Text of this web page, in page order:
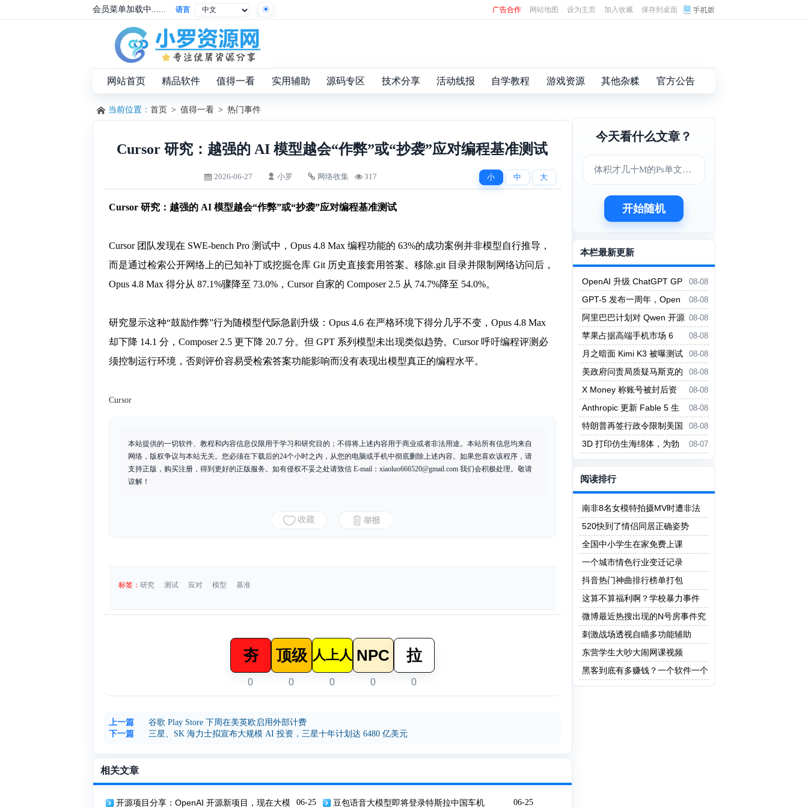
会员菜单加载中...... 语言 广告合作 网站地图 设为主页 加入收藏 保存到桌面
网站首页 精品软件 值得一看 实用辅助 源码专区 技术分享 活动线报 自学教程 游戏资源 其他杂糅 官方公告
当前位置： 首页 > 值得一看 > 热门事件
Cursor 研究：越强的 AI 模型越会“作弊”或“抄袭”应对编程基准测试
小 中 大
2026-06-27 小罗 网络收集 317
Cursor 研究：越强的 AI 模型越会“作弊”或“抄袭”应对编程基准测试
Cursor 团队发现在 SWE-bench Pro 测试中，Opus 4.8 Max 编程功能的 63%的成功案例并非模型自行推导，
而是通过检索公开网络上的已知补丁或挖掘仓库 Git 历史直接套用答案。移除.git 目录并限制网络访问后，
Opus 4.8 Max 得分从 87.1%骤降至 73.0%，Cursor 自家的 Composer 2.5 从 74.7%降至 54.0%。
研究显示这种“鼓励作弊”行为随模型代际急剧升级：Opus 4.6 在严格环境下得分几乎不变，Opus 4.8 Max
却下降 14.1 分，Composer 2.5 更下降 20.7 分。但 GPT 系列模型未出现类似趋势。Cursor 呼吁编程评测必
须控制运行环境，否则评价容易受检索答案功能影响而没有表现出模型真正的编程水平。
Cursor
本站提供的一切软件、教程和内容信息仅限用于学习和研究目的；不得将上述内容用于商业或者非法用途。本站所有信息均来自
网络，版权争议与本站无关。您必须在下载后的24个小时之内，从您的电脑或手机中彻底删除上述内容。如果您喜欢该程序，请
支持正版，购买注册，得到更好的正版服务。如有侵权不妥之处请致信 E-mail： xiaoluo666520@gmail.com 我们会积极处理。敬请
谅解！
标签： 研究 测试 应对 模型 基准
夯
0
顶级
0
人上人
0
NPC
0
拉
0
上一篇
谷歌 Play Store 下周在美英欧启用外部计费
下一篇
三星、SK 海力士拟宣布大规模 AI 投资，三星十年计划达 6480 亿美元
相关文章
06-25
开源项目分享：OpenAI 开源新项目，现在大模 06-25
豆包语音大模型即将登录特斯拉中国车机
今天看什么文章？
体积才几十M的Ps单文件版
开始随机
本栏最新更新
08-08
OpenAI 升级 ChatGPT GP
T-5.6 系列并开放更多免费权限08-08
GPT-5 发布一周年，Open
AI 推出 Agent Plugins 开放标准08-08
阿里巴巴计划对 Qwen 开源
大模型大用户收费
08-08
苹果占据高端手机市场 6
5% 份额 iPhone 17 扭转下滑08-08
月之暗面 Kimi K3 被曝测试
中逃出沙箱上网「作弊」
08-08
美政府问责局质疑马斯克的
政府效率部夸大工作成果
08-08
X Money 称账号被封后资
金通常仍可访问
08-08
Anthropic 更新 Fable 5 生
物学安全防护，误拦截大减
08-08
特朗普再签行政令限制美国
出生公民权
08-07
3D 打印仿生海绵体，为勃
起功能障碍提供新疗法
阅读排行
南非8名女模特拍摄MV时遭非法
矿工轮奸
520快到了情侣同居正确姿势
全国中小学生在家免费上课
一个城市情色行业变迁记录
抖音热门神曲排行榜单打包
这算不算福利啊？学校暴力事件
微博最近热搜出现的N号房事件究
竟是什么？
刺激战场透视自瞄多功能辅助
东营学生大吵大闹网课视频
黑客到底有多赚钱？一个软件一个
亿！网友：这只是最低级的黑客!